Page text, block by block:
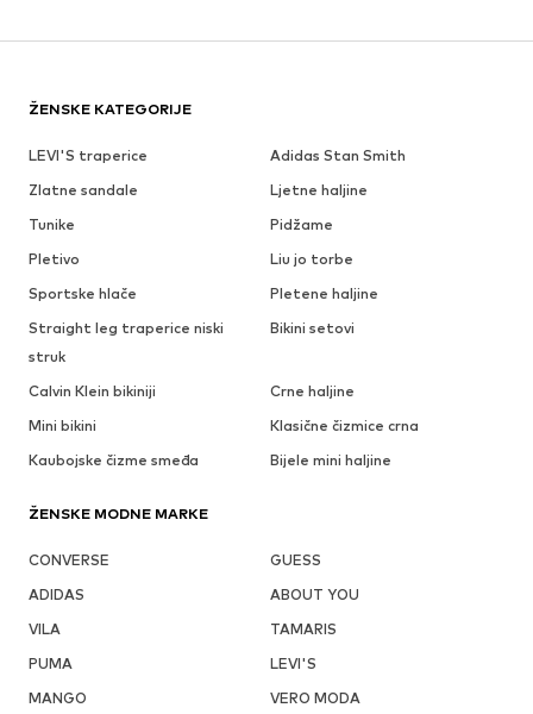
ŽENSKE KATEGORIJE
LEVI'S traperice
Adidas Stan Smith
Zlatne sandale
Ljetne haljine
Tunike
Pidžame
Pletivo
Liu jo torbe
Sportske hlače
Pletene haljine
Straight leg traperice niski
struk
Bikini setovi
Calvin Klein bikiniji
Crne haljine
Mini bikini
Klasične čizmice crna
Kaubojske čizme smeđa
Bijele mini haljine
ŽENSKE MODNE MARKE
CONVERSE
GUESS
ADIDAS
ABOUT YOU
VILA
TAMARIS
PUMA
LEVI'S
MANGO
VERO MODA